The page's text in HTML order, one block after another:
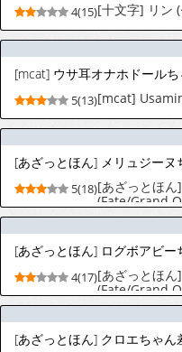
4(15)[十文字] リン
[mcat] ウサ耳オナホドールち
5(13)[mcat]
[あざっとほん] メリュジー
5(18)[あざっとほ
(Fate/Grand
[あざっとほん] ログボアビ
4(17)[あざっとほ
(Fate/Grand
[あざっとほん] クロエちゃ